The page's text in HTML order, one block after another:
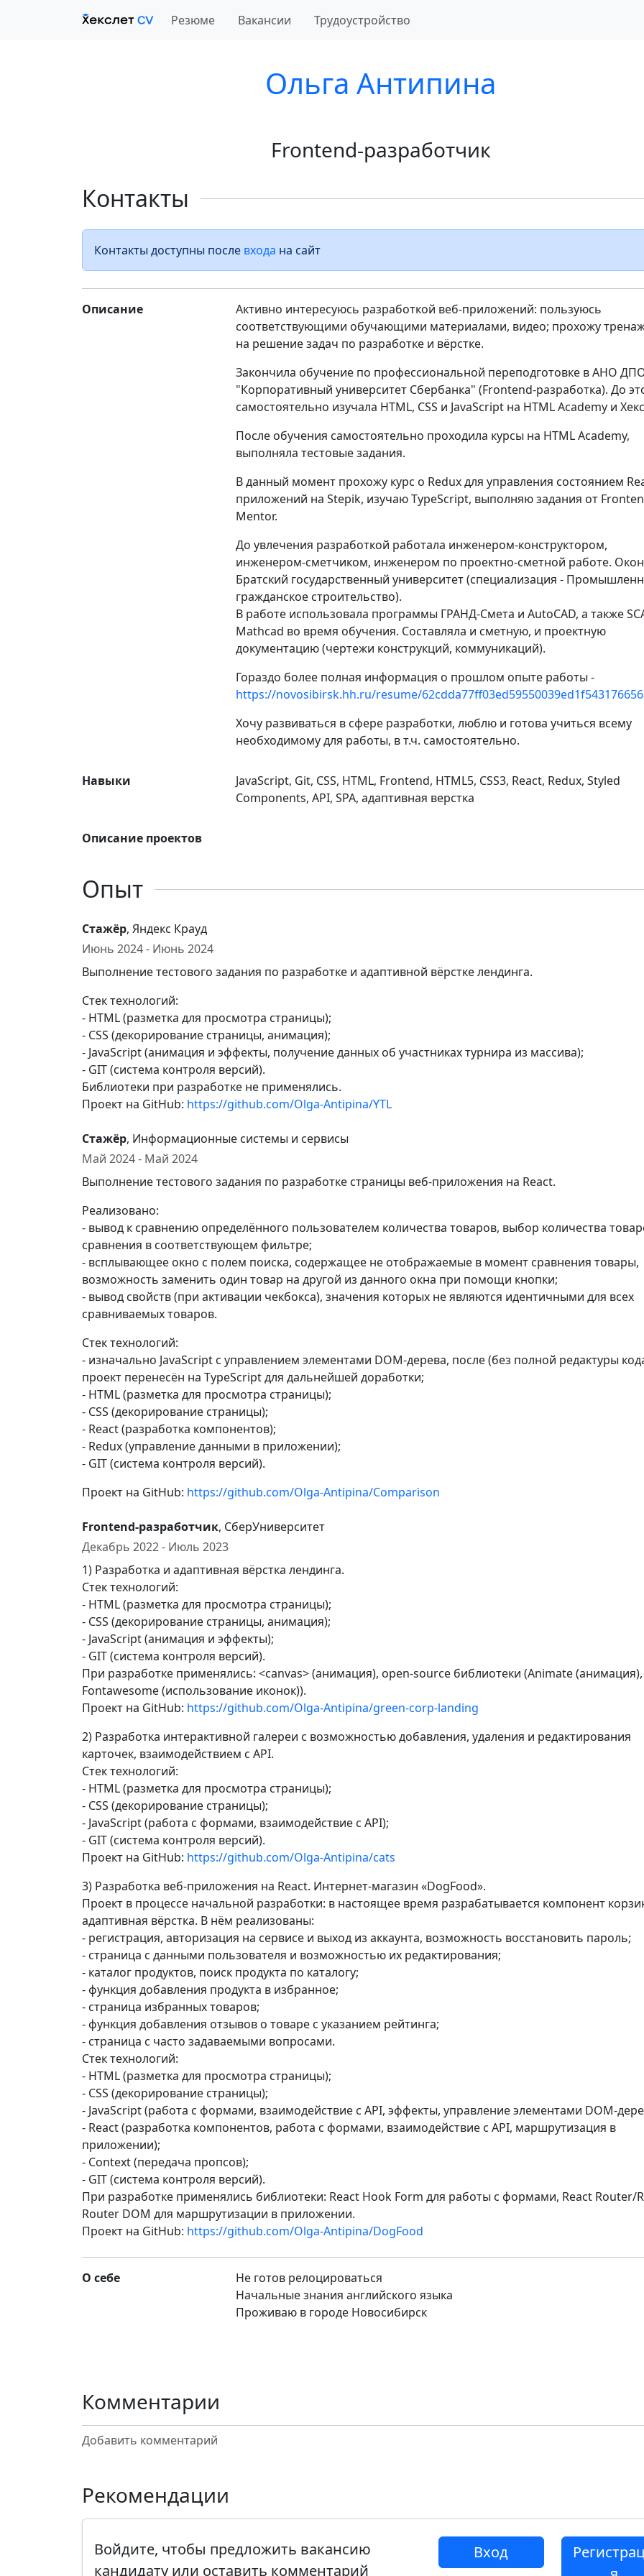
Резюме Вакансии Трудоустройство
Ольга Антипина
Frontend-разработчик
Контакты
Контакты доступны после входа на сайт
Описание
Активно интересуюсь разработкой веб-приложений: пользуюсь
соответствующими обучающими материалами, видео; прохожу
на решение задач по разработке и вёрстке.
Закончила обучение по профессиональной переподготовке в АНО
"Корпоративный университет Сбербанка" (Frontend-разработка). До
самостоятельно изучала HTML, CSS и JavaScript на HTML Academy и
После обучения самостоятельно проходила курсы на HTML Academy,
выполняла тестовые задания.
В данный момент прохожу курс о Redux для управления состоянием
приложений на Stepik, изучаю TypeScript, выполняю задания от
Mentor.
До увлечения разработкой работала инженером-конструктором,
инженером-сметчиком, инженером по проектно-сметной работе.
Братский государственный университет (специализация -
гражданское строительство).
В работе использовала программы ГРАНД-Смета и AutoCAD, а также
Mathcad во время обучения. Составляла и сметную, и проектную
документацию (чертежи конструкций, коммуникаций).
Гораздо более полная информация о прошлом опыте работы -
https://novosibirsk.hh.ru/resume/
Хочу развиваться в сфере разработки, люблю и готова учиться всему
необходимому для работы, в т.ч. самостоятельно.
Навыки
JavaScript, Git, CSS, HTML, Frontend, HTML5, CSS3, React, Redux, Styled
Components, API, SPA, адаптивная верстка
Описание проектов
Опыт
Стажёр, Яндекс Крауд
Июнь 2024 - Июнь 2024
Выполнение тестового задания по разработке и адаптивной вёрстке лендинга.
Стек технологий:
- HTML (разметка для просмотра страницы);
- CSS (декорирование страницы, анимация);
- JavaScript (анимация и эффекты, получение данных об участниках турнира из массива);
- GIT (система контроля версий).
Библиотеки при разработке не применялись.
Проект на GitHub: https://github.com/Olga-Antipina/YTL
Стажёр, Информационные системы и сервисы
Май 2024 - Май 2024
Выполнение тестового задания по разработке страницы веб-приложения на React.
Реализовано:
- вывод к сравнению определённого пользователем количества товаров, выбор количества
сравнения в соответствующем фильтре;
- всплывающее окно с полем поиска, содержащее не отображаемые в момент сравнения товары,
возможность заменить один товар на другой из данного окна при помощи кнопки;
- вывод свойств (при активации чекбокса), значения которых не являются идентичными для всех
сравниваемых товаров.
Стек технологий:
- изначально JavaScript с управлением элементами DOM-дерева, после (без полной редактуры
проект перенесён на TypeScript для дальнейшей доработки;
- HTML (разметка для просмотра страницы);
- CSS (декорирование страницы);
- React (разработка компонентов);
- Redux (управление данными в приложении);
- GIT (система контроля версий).
Проект на GitHub: https://github.com/Olga-Antipina/Comparison
Frontend-разработчик, СберУниверситет
Декабрь 2022 - Июль 2023
1) Разработка и адаптивная вёрстка лендинга.
Стек технологий:
- HTML (разметка для просмотра страницы);
- CSS (декорирование страницы, анимация);
- JavaScript (анимация и эффекты);
- GIT (система контроля версий).
При разработке применялись: <canvas> (анимация), open-source библиотеки (Animate (анимация),
Fontawesome (использование иконок)).
Проект на GitHub: https://github.com/Olga-Antipina/green-corp-landing
2) Разработка интерактивной галереи с возможностью добавления, удаления и редактирования
карточек, взаимодействием с API.
Стек технологий:
- HTML (разметка для просмотра страницы);
- CSS (декорирование страницы);
- JavaScript (работа с формами, взаимодействие с API);
- GIT (система контроля версий).
Проект на GitHub: https://github.com/Olga-Antipina/cats
3) Разработка веб-приложения на React. Интернет-магазин «DogFood».
Проект в процессе начальной разработки: в настоящее время разрабатывается компонент
адаптивная вёрстка. В нём реализованы:
- регистрация, авторизация на сервисе и выход из аккаунта, возможность восстановить пароль;
- страница с данными пользователя и возможностью их редактирования;
- каталог продуктов, поиск продукта по каталогу;
- функция добавления продукта в избранное;
- страница избранных товаров;
- функция добавления отзывов о товаре с указанием рейтинга;
- страница с часто задаваемыми вопросами.
Стек технологий:
- HTML (разметка для просмотра страницы);
- CSS (декорирование страницы);
- JavaScript (работа с формами, взаимодействие с API, эффекты, управление элементами DOM-
- React (разработка компонентов, работа с формами, взаимодействие с API, маршрутизация в
приложении);
- Context (передача пропсов);
- GIT (система контроля версий).
При разработке применялись библиотеки: React Hook Form для работы с формами, React Router/
Router DOM для маршрутизации в приложении.
Проект на GitHub: https://github.com/Olga-Antipina/DogFood
О себе
Не готов релоцироваться
Начальные знания английского языка
Проживаю в городе Новосибирск
Комментарии
Добавить комментарий
Рекомендации
Войдите, чтобы предложить вакансию
кандидату или оставить комментарий
Вход